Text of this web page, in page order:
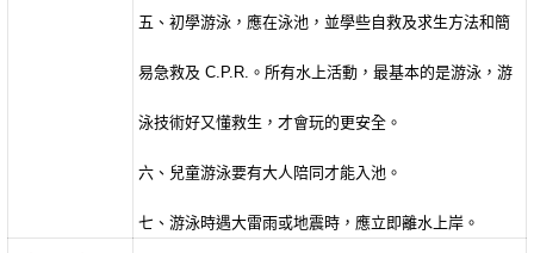
五、初學游泳，應在泳池，並學些自救及求生方法和簡
易急救及 C.P.R. 。所有水上活動，最基本的是游泳，游
泳技術好又懂救生，才會玩的更安全。
六、兒童游泳要有大人陪同才能入池。
七、游泳時遇大雷雨或地震時，應立即離水上岸。